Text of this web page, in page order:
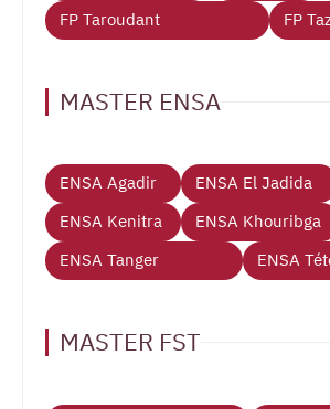
FP Taroudant
FP
MASTER ENSA
ENSA Agadir ENSA El Jadida
ENSA Kenitra
ENSA Khouribga
ENSA Tanger
ENSA
MASTER FST